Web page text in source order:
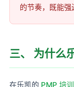
的节奏，既能强
三、 为什么
在乐凯的 PMP 培训